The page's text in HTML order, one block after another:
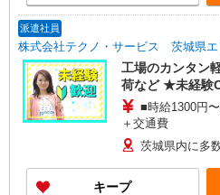
派遣社員
株式会社テクノ・サービス 茨城県エ
工場のカンタン
荷など ★未経験
■時給1300円
＋交通費
茨城県内に多
キープ